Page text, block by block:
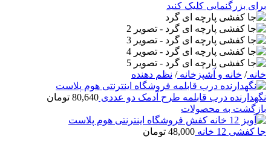
برای بزرگنمایی کلیک کنید
خانه/ خانه و آشپزخانه/ نظم دهنده
نگهدارنده درب قابلمه طرح آدمک دو عددی 80,640 تومان
بازگشت به محصولات
جا کفشی 12 خانه 48,000 تومان